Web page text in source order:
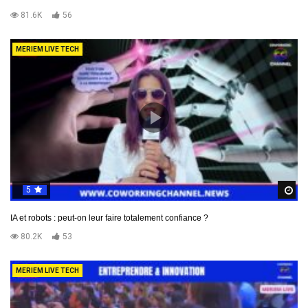
81.6K
56
MERIEM LIVE TECH
5
IA et robots : peut-on leur faire totalement confiance ?
80.2K
53
MERIEM LIVE TECH